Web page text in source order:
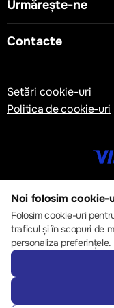
Urmărește-ne
Contacte
Setări cookie-uri
Politica de cookie-uri
Noi folosim cookie-
Folosim cookie-uri
traficul și în scopuri de
personaliza preferințele.